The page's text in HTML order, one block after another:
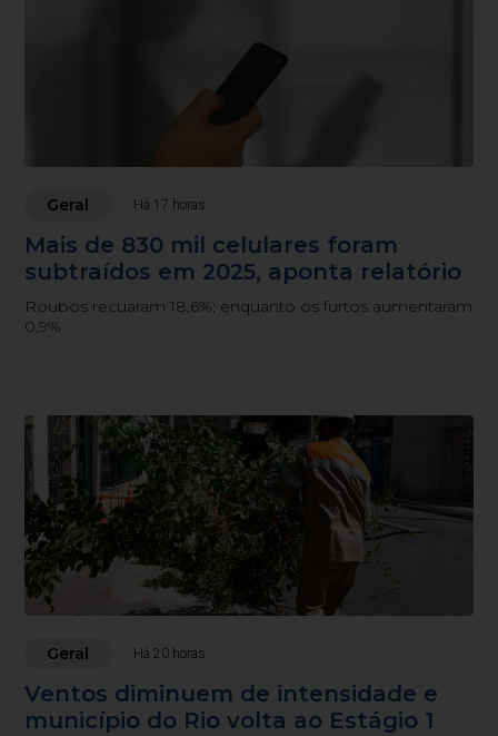
Geral Há 17 horas
Mais de 830 mil celulares foram
subtraídos em 2025, aponta relatório
Roubos recuaram 18,6%; enquanto os furtos aumentaram
0,9%
Geral Há 20 horas
Ventos diminuem de intensidade e
município do Rio volta ao Estágio 1